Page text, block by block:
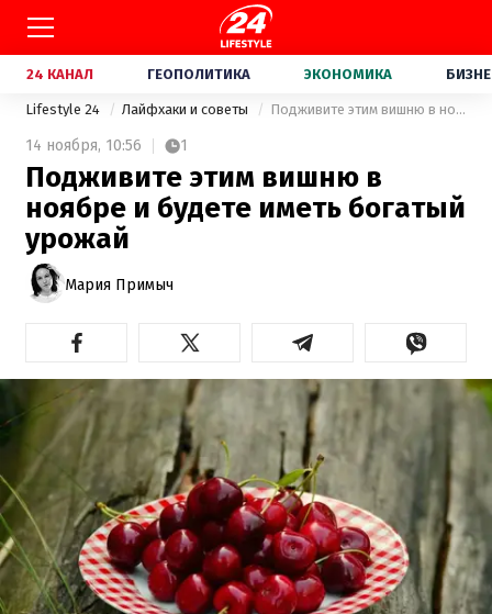
24 КАНАЛ ГЕОПОЛИТИКА ЭКОНОМИКА
Lifestyle 24 Лайфхаки и советы Подживите этим вишню в ноябре и будете иметь богатый урожай
14 ноября, 10:56 1
Подживите этим вишню в
ноябре и будете иметь богатый
урожай
Мария Примыч